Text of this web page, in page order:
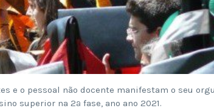
e o pessoal não docente manifestam o seu
superior na 2ª fase, ano ano 2021.